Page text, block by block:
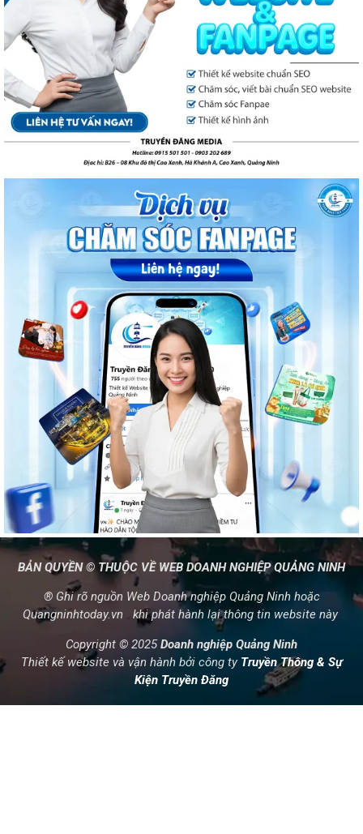
BẢN QUYỀN © THUỘC VỀ WEB DOANH NGHIỆP QUẢNG NINH
® Ghi rõ nguồn Web Doanh nghiệp Quảng Ninh hoặc
Quangninhtoday.vn khi phát hành lại thông tin website này
Copyright © 2025Doanh nghiệp Quảng Ninh
Thiết kế website và vận hành bởi công ty Truyền Thông & Sự
Kiện Truyền Đăng